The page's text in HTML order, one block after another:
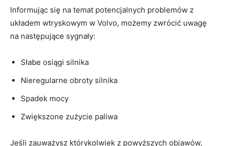
Informując się na temat potencjalnych problemów z
układem wtryskowym w‌ Volvo,⁢ możemy zwrócić uwagę
na następujące sygnały:
Słabe osiągi‍ silnika
Nieregularne obroty silnika
Spadek​ mocy
Zwiększone⁢ zużycie paliwa
Jeśli zauważysz którykolwiek z‍ powyższych objawów,